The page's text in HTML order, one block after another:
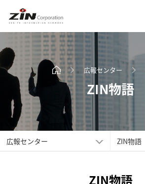
広報センター
ZIN物語
広報センター ZIN物語
ZIN物語